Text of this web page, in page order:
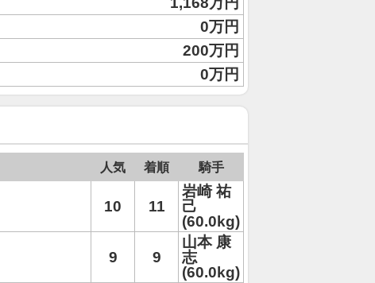
0万円
200万円
0万円
人気 着順 騎手
10 11
岩崎 祐
己
(60.0kg)
9 9
山本 康
志
(60.0kg)